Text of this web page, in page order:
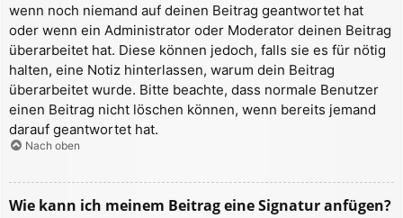
wenn noch niemand auf deinen Beitrag geantwortet hat
oder wenn ein Administrator oder Moderator deinen Beitrag
überarbeitet hat. Diese können jedoch, falls sie es für nötig
halten, eine Notiz hinterlassen, warum dein Beitrag
überarbeitet wurde. Bitte beachte, dass normale Benutzer
einen Beitrag nicht löschen können, wenn bereits jemand
darauf geantwortet hat.
Nach oben
Wie kann ich meinem Beitrag eine Signatur anfügen?